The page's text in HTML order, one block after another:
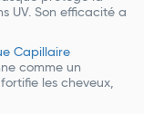
UV. Son efficacité a
Capillaire
comme un
les cheveux,